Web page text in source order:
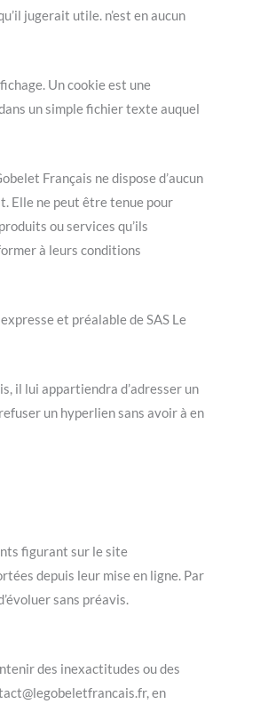
jugerait utile. n’est en aucun
Un cookie est une
un simple fichier texte auquel
Français ne dispose d’aucun
Elle ne peut être tenue pour
ou services qu’ils
à leurs conditions
et préalable de SAS Le
il lui appartiendra d’adresser un
un hyperlien sans avoir à en
figurant sur le site
depuis leur mise en ligne. Par
sans préavis.
des inexactitudes ou des
en